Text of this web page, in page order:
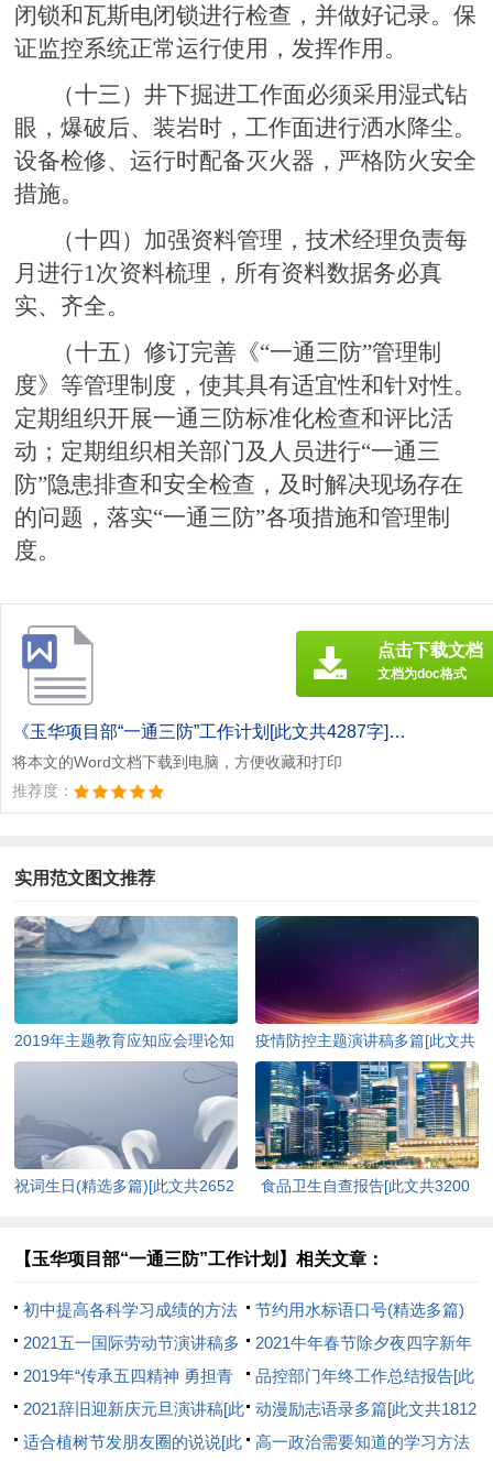
闭锁和瓦斯电闭锁进行检查，并做好记录。保
证监控系统正常运行使用，发挥作用。
（十三）井下掘进工作面必须采用湿式钻
眼，爆破后、装岩时，工作面进行洒水降尘。
设备检修、运行时配备灭火器，严格防火安全
措施。
（十四）加强资料管理，技术经理负责每
月进行1次资料梳理，所有资料数据务必真
实、齐全。
（十五）修订完善《“一通三防”管理制
度》等管理制度，使其具有适宜性和针对性。
定期组织开展一通三防标准化检查和评比活
动；定期组织相关部门及人员进行“一通三
防”隐患排查和安全检查，及时解决现场存在
的问题，落实“一通三防”各项措施和管理制
度。
《玉华项目部“一通三防”工作计划[此文共4287字].doc》
将本文的Word文档下载到电脑，方便收藏和打印
推荐度：
点击下载文档
文档为doc格式
实用范文图文推荐
2019年主题教育应知应会理论知
识（含答案）[此文共10252字]
疫情防控主题演讲稿多篇[此文共
4978字]
祝词生日(精选多篇)[此文共2652
食品卫生自查报告[此文共3200
【玉华项目部“一通三防”工作计划】相关文章：
初中提高各科学习成绩的方法
[此文共2526字]
节约用水标语口号(精选多篇)
[此文共4302字]
2021五一国际劳动节演讲稿多
篇[此文共3197字]
2021牛年春节除夕夜四字新年
对联【90对】[此文共805字]
2019年“传承五四精神 勇担青
春使命”演讲比赛方案[此文共
638字]
品控部门年终工作总结报告[此
文共6608字]
2021辞旧迎新庆元旦演讲稿[此
文共3960字]
动漫励志语录多篇[此文共1812
字]
适合植树节发朋友圈的说说[此 高一政治需要知道的学习方法